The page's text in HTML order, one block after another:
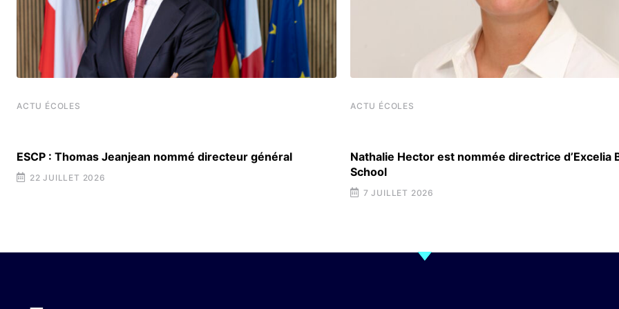
ACTU ÉCOLES
ESCP : Thomas Jeanjean nommé directeur général
22 JUILLET 2026
ACTU ÉCOLES
Nathalie Hector est nommée directrice d’Excelia
School
7 JUILLET 2026